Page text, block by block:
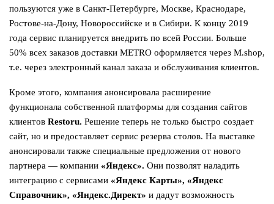
пользуются уже в Санкт-Петербурге, Москве, Краснодаре,
Ростове-на-Дону, Новороссийске и в Сибири. К концу 2019
года сервис планируется внедрить по всей России. Больше
50% всех заказов доставки METRO оформляется через M.shop,
т.е. через электронный канал заказа и обслуживания клиентов.
Кроме этого, компания анонсировала расширение
функционала собственной платформы для создания сайтов
клиентов Restoru. Решение теперь не только быстро создает
сайт, но и предоставляет сервис резерва столов. На выставке
анонсировали также специальные предложения от нового
партнера ― компании «Яндекс». Они позволят наладить
интеграцию с сервисами «Яндекс Карты», «Яндекс
Справочник», «Яндекс.Директ» и дадут возможность